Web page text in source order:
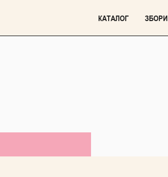
КАТАЛОГ ЗБОРИ